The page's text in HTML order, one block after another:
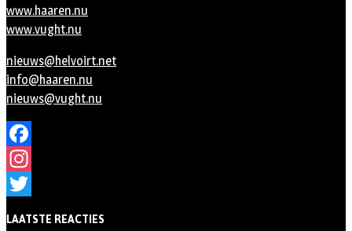
www.haaren.nu
www.vught.nu
nieuws@helvoirt.net
info@haaren.nu
nieuws@vught.nu
Facebook
Instagram
LAATSTE REACTIES